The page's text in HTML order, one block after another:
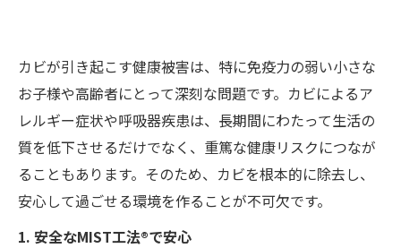
カビが引き起こす健康被害は、特に免疫力の弱い小さな
お子様や高齢者にとって深刻な問題です。カビによるア
レルギー症状や呼吸器疾患は、長期間にわたって生活の
質を低下させるだけでなく、重篤な健康リスクにつなが
ることもあります。そのため、カビを根本的に除去し、
安心して過ごせる環境を作ることが不可欠です。
1. 安全なMIST工法®で安心